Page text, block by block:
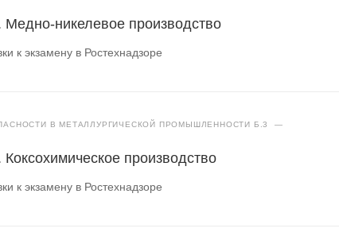
никелевое производство
к экзамену в Ростехнадзоре
В МЕТАЛЛУРГИЧЕСКОЙ ПРОМЫШЛЕННОСТИ Б.3 —
производство
к экзамену в Ростехнадзоре